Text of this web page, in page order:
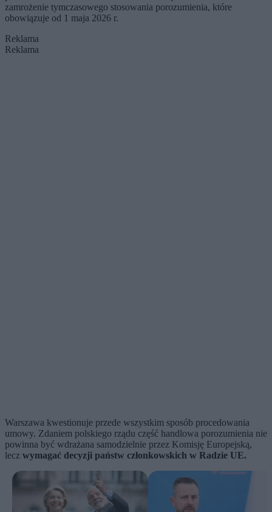
zamrożenie tymczasowego stosowania porozumienia, które
obowiązuje od 1 maja 2026 r.
Reklama
Reklama
Warszawa kwestionuje przede wszystkim sposób procedowania
umowy. Zdaniem polskiego rządu część handlowa porozumienia nie
powinna być wdrażana samodzielnie przez Komisję Europejską,
lecz wymagać decyzji państw członkowskich w Radzie UE.